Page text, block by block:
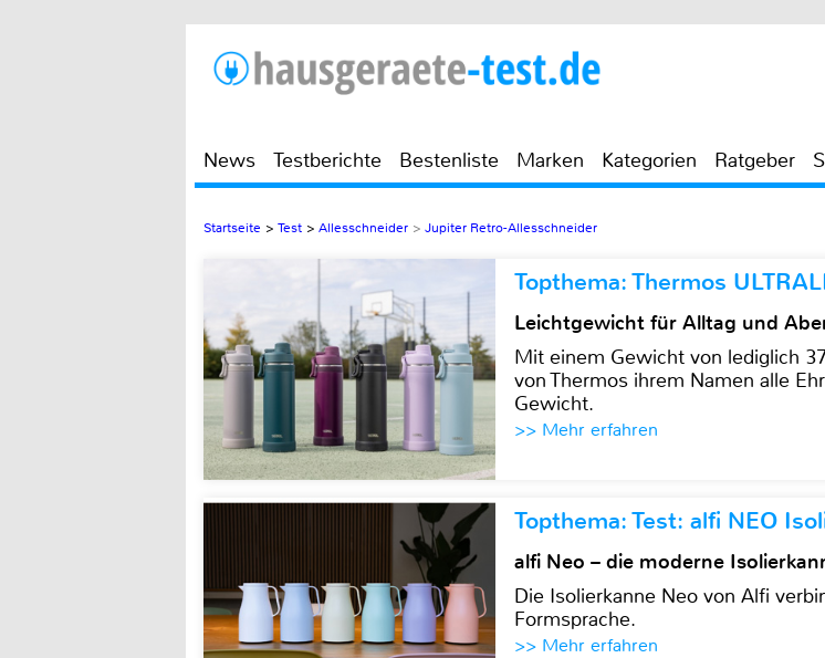
News Testberichte Bestenliste Marken Kategorien Ratgeber
Startseite > Test > Allesschneider > Jupiter Retro-Allesschneider
Topthema: Thermos
Leichtgewicht für Alltag und
Mit einem Gewicht von lediglich
von Thermos ihrem Namen alle
Gewicht.
>> Mehr erfahren
Topthema: Test: alfi NEO
alfi Neo – die moderne
Die Isolierkanne Neo von Alfi
Formsprache.
>> Mehr erfahren